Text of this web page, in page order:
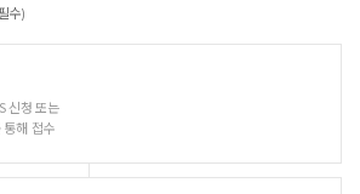
수)
신청 또는
해 접수